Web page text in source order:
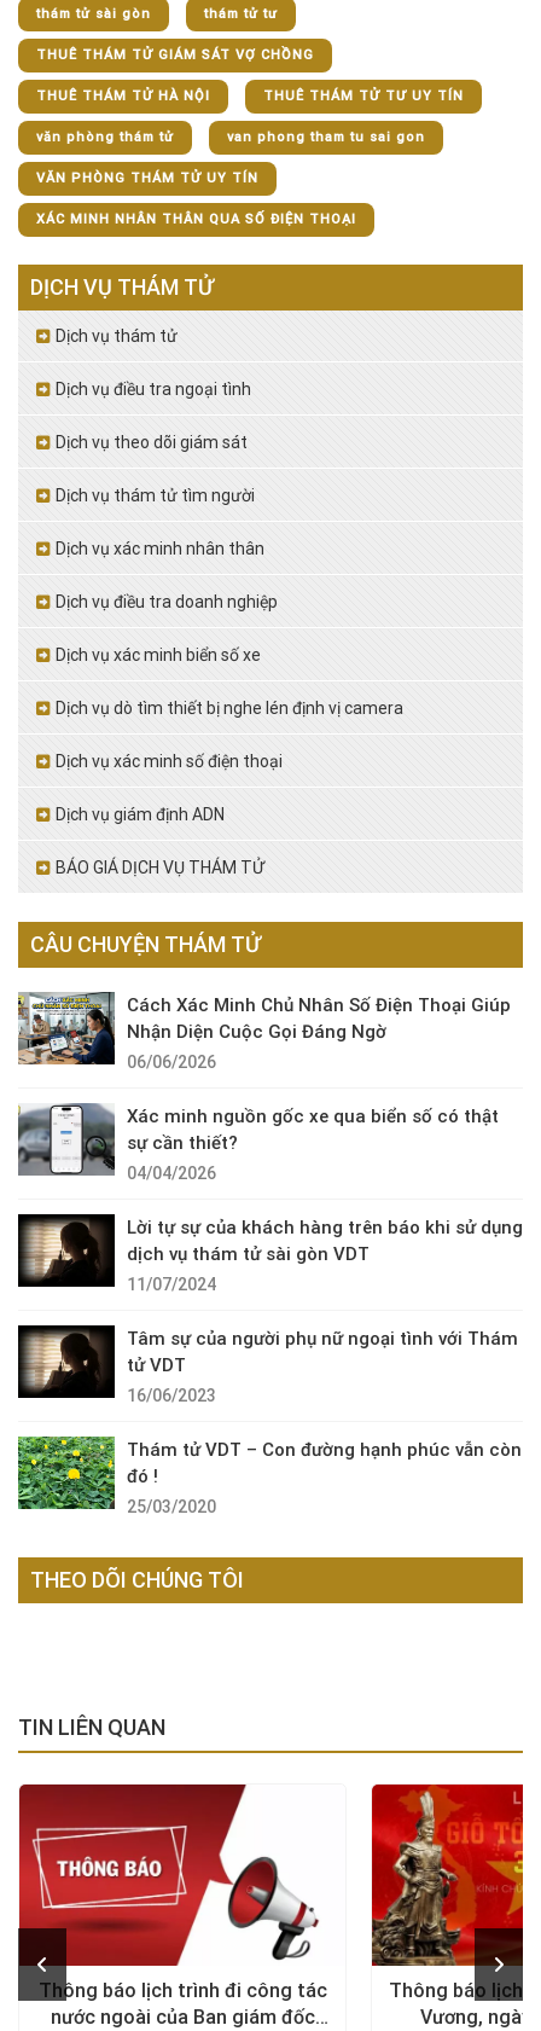
thám tử sài gòn thám tử tư
THUÊ THÁM TỬ GIÁM SÁT VỢ CHỒNG
THUÊ THÁM TỬ HÀ NỘI THUÊ THÁM TỬ TƯ UY TÍN
văn phòng thám tử van phong tham tu sai gon
VĂN PHÒNG THÁM TỬ UY TÍN
XÁC MINH NHÂN THÂN QUA SỐ ĐIỆN THOẠI
DỊCH VỤ THÁM TỬ
Dịch vụ thám tử
Dịch vụ điều tra ngoại tình
Dịch vụ theo dõi giám sát
Dịch vụ thám tử tìm người
Dịch vụ xác minh nhân thân
Dịch vụ điều tra doanh nghiệp
Dịch vụ xác minh biển số xe
Dịch vụ dò tìm thiết bị nghe lén định vị camera
Dịch vụ xác minh số điện thoại
Dịch vụ giám định ADN
BÁO GIÁ DỊCH VỤ THÁM TỬ
CÂU CHUYỆN THÁM TỬ
Cách Xác Minh Chủ Nhân Số Điện Thoại Giúp
Nhận Diện Cuộc Gọi Đáng Ngờ
06/06/2026
Xác minh nguồn gốc xe qua biển số có thật
sự cần thiết?
04/04/2026
Lời tự sự của khách hàng trên báo khi sử dụng
dịch vụ thám tử sài gòn VDT
11/07/2024
Tâm sự của người phụ nữ ngoại tình với Thám
tử VDT
16/06/2023
Thám tử VDT – Con đường hạnh phúc vẫn còn
đó !
25/03/2020
THEO DÕI CHÚNG TÔI
TIN LIÊN QUAN
Thông báo lịch trình đi công tác
nước ngoài của Ban giám đốc
Thông báo lịch
Vương, ngày